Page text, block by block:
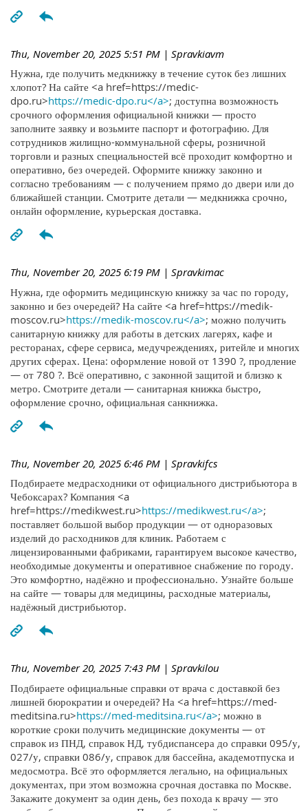
Thu, November 20, 2025 5:51 PM | Spravkiavm
Нужна, где получить медкнижку в течение суток без лишних
хлопот? На сайте <a href=https://medic-
dpo.ru>https://medic-dpo.ru</a>; доступна возможность
срочного оформления официальной книжки — просто
заполните заявку и возьмите паспорт и фотографию. Для
сотрудников жилищно-коммунальной сферы, розничной
торговли и разных специальностей всё проходит комфортно и
оперативно, без очередей. Оформите книжку законно и
согласно требованиям — с получением прямо до двери или до
ближайшей станции. Смотрите детали — медкнижка срочно,
онлайн оформление, курьерская доставка.
Thu, November 20, 2025 6:19 PM | Spravkimac
Нужна, где оформить медицинскую книжку за час по городу,
законно и без очередей? На сайте <a href=https://medik-
moscov.ru>https://medik-moscov.ru</a>; можно получить
санитарную книжку для работы в детских лагерях, кафе и
ресторанах, сфере сервиса, медучреждениях, ритейле и многих
других сферах. Цена: оформление новой от 1390 ?, продление
— от 780 ?. Всё оперативно, с законной защитой и близко к
метро. Смотрите детали — санитарная книжка быстро,
оформление срочно, официальная санкнижка.
Thu, November 20, 2025 6:46 PM | Spravkifcs
Подбираете медрасходники от официального дистрибьютора в
Чебоксарах? Компания <a
href=https://medikwest.ru>https://medikwest.ru</a>;
поставляет большой выбор продукции — от одноразовых
изделий до расходников для клиник. Работаем с
лицензированными фабриками, гарантируем высокое качество,
необходимые документы и оперативное снабжение по городу.
Это комфортно, надёжно и профессионально. Узнайте больше
на сайте — товары для медицины, расходные материалы,
надёжный дистрибьютор.
Thu, November 20, 2025 7:43 PM | Spravkilou
Подбираете официальные справки от врача с доставкой без
лишней бюрократии и очередей? На <a href=https://med-
meditsina.ru>https://med-meditsina.ru</a>; можно в
короткие сроки получить медицинские документы — от
справок из ПНД, справок НД, тубдиспансера до справки 095/у,
027/у, справки 086/у, справок для бассейна, академотпуска и
медосмотра. Всё это оформляется легально, на официальных
документах, при этом возможна срочная доставка по Москве.
Закажите документ за один день, без похода к врачу — это